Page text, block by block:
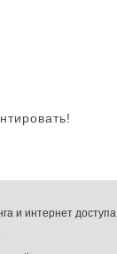
и интернет доступа